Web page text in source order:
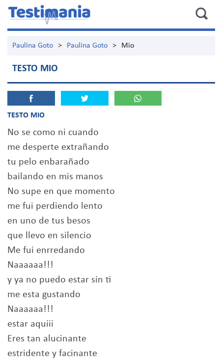
Paulina Goto > Paulina Goto > Mio
TESTO MIO
TESTO MIO
No se como ni cuando
me desperte extrañando
tu pelo enbarañado
bailando en mis manos
No supe en que momento
me fui perdiendo lento
en uno de tus besos
que llevo en silencio
Me fui enrredando
Naaaaaa!!!
y ya no puedo estar sin ti
me esta gustando
Naaaaaa!!!
estar aquiii
Eres tan alucinante
estridente y facinante